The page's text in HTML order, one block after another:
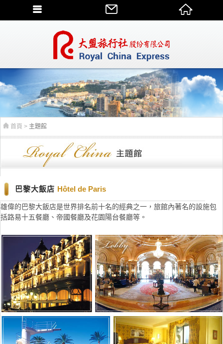
首頁 > 主題館
巴黎大飯店 Hôtel de Paris
雄偉的巴黎大飯店是世界排名前十名的經典之一，旅館內著名的設施包
括路易十五餐廳、帝國餐廳及花園陽台餐廳等。